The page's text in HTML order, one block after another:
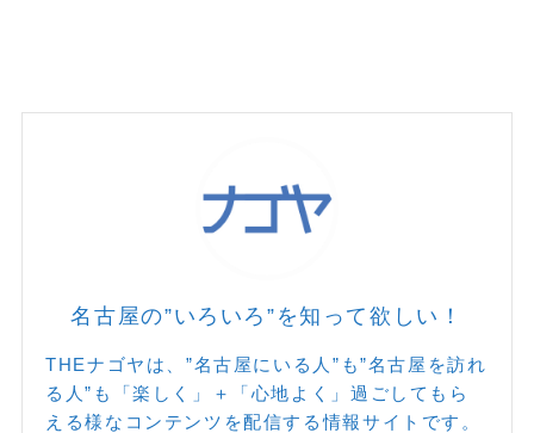
名古屋の”いろいろ”を知って欲しい！
THEナゴヤは、”名古屋にいる人”も”名古屋を訪れ
る人”も「楽しく」＋「心地よく」過ごしてもら
える様なコンテンツを配信する情報サイトです。